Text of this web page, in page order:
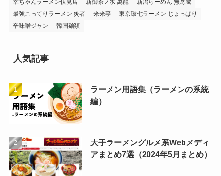
幸ちゃんラーメン伏見店
新御茶ノ水 萬龍
新潟らーめん 無尽蔵
最強こってりラーメン 炎者
来来亭
東京環七ラーメン じょっぱり
辛味噌ジャン
韓国麺類
人気記事
ラーメン用語集（ラーメンの系統
編）
大手ラーメングルメ系Webメディ
アまとめ7選（2024年5月まとめ）